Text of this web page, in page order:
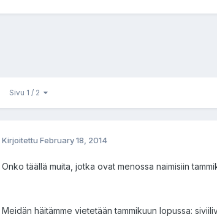
Sivu 1 / 2
Kirjoitettu February 18, 2014
Onko täällä muita, jotka ovat menossa naimisiin
Meidän häitämme vietetään tammikuun lopussa: